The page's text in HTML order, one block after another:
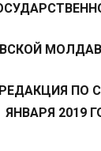
ПО
ЯНВАРЯ 2019